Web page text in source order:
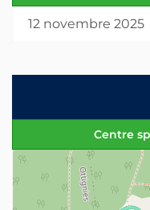
12 novembre 2025
Centre